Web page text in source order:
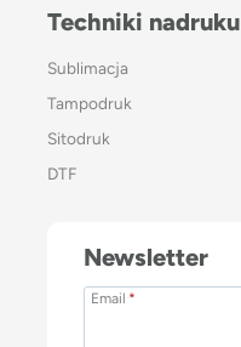
Techniki nadruku
Sublimacja
Tampodruk
Sitodruk
DTF
Newsletter
Email *